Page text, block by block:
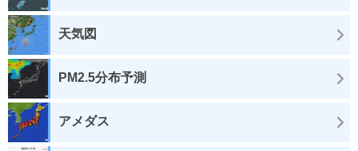
天気図
PM2.5分布予測
アメダス